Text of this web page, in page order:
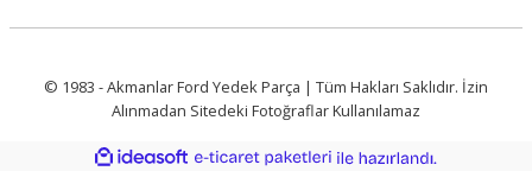
© 1983 - Akmanlar Ford Yedek Parça | Tüm Hakları Saklıdır. İzin
Alınmadan Sitedeki Fotoğraflar Kullanılamaz
ideasoft
e-